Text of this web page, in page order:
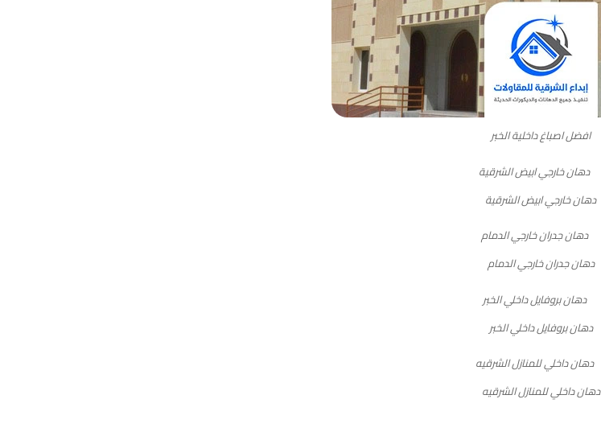
افضل اصباغ داخلية الخبر
دهان خارجي ابيض الشرقية
دهان جدران خارجي الدمام
دهان بروفايل داخلي الخبر
دهان داخلي للمنازل الشرقيه